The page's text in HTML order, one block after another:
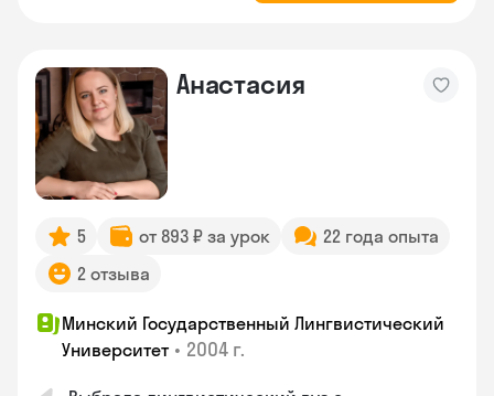
Анастасия
5 от 893 ₽ за урок
22 года опыта
2 отзыва
Минский Государственный Лингвистический
Университет • 2004 г.